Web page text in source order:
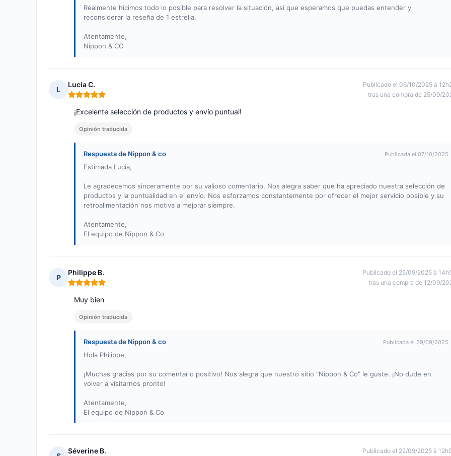
Realmente hicimos todo lo posible para resolver la situación, así que esperamos que puedas entender y
reconsiderar la reseña de 1 estrella.
Atentamente,
Nippon & CO
L
Lucia C.
Nota: 5 de 5
Publicado el 06/10/2025 à
tras una compra de 25/09/
¡Excelente selección de productos y envío puntual!
Opinión traducida
Respuesta de Nippon & co Publicada el 07/10/2025
Estimada Lucia,
Le agradecemos sinceramente por su valioso comentario. Nos alegra saber que ha apreciado nuestra selección de
productos y la puntualidad en el envío. Nos esforzamos constantemente por ofrecer el mejor servicio posible y su
retroalimentación nos motiva a mejorar siempre.
Atentamente,
El equipo de Nippon & Co
P
Philippe B.
Nota: 5 de 5
Publicado el 25/09/2025 à
tras una compra de 12/09/
Muy bien
Opinión traducida
Respuesta de Nippon & co Publicada el 29/09/2025
Hola Philippe,
¡Muchas gracias por su comentario positivo! Nos alegra que nuestro sitio "Nippon & Co" le guste. ¡No dude en
volver a visitarnos pronto!
Atentamente,
El equipo de Nippon & Co
Séverine B. Publicado el 22/09/2025 à